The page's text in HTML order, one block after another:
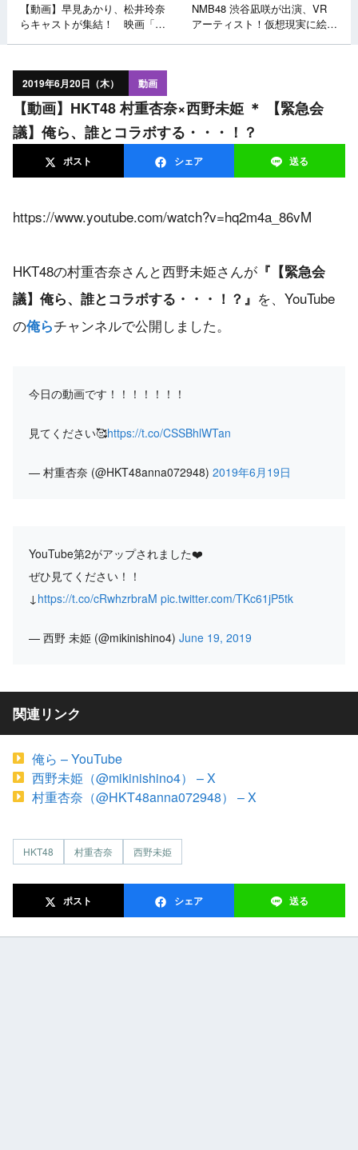
【動画】早見あかり、松井玲奈
らキャストが集結！ 映画「女
NMB48 渋谷凪咲が出演、VR
アーティスト！仮想現実に絵を
2019年6月20日（木） 動画
【動画】HKT48 村重杏奈×西野未姫 ＊ 【緊急会
議】俺ら、誰とコラボする・・・！？
ポスト シェア 送る
https://www.youtube.com/watch?v=hq2m4a_86vM
HKT48の村重杏奈さんと西野未姫さんが 『【緊急会
議】俺ら、誰とコラボする・・・！？』 を、YouTube
の俺らチャンネルで公開しました。
今日の動画です！！！！！！！
見てください🥰https://t.co/CSSBhlWTan
— 村重杏奈 (@HKT48anna072948) 2019年6月19日
YouTube第2がアップされました❤️
ぜひ見てください！！
↓https://t.co/cRwhzrbraM pic.twitter.com/TKc61jP5tk
— 西野 未姫 (@mikinishino4) June 19, 2019
関連リンク
俺ら – YouTube
西野未姫（@mikinishino4） – X
村重杏奈（@HKT48anna072948） – X
HKT48 村重杏奈 西野未姫
ポスト シェア 送る